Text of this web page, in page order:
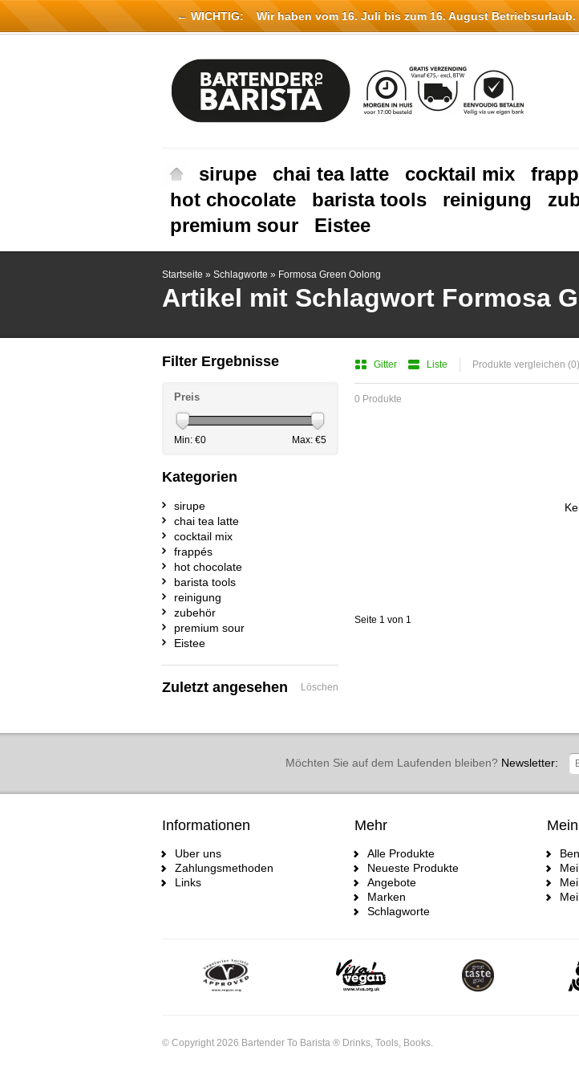
sirupe chai tea latte cocktail mix
hot chocolate
barista tools reinigung
premium sour
Eistee
Startseite » Schlagworte » Formosa Green Oolong
Artikel mit Schlagwort Formosa
Gitter Liste Produkte vergleichen (0)
0 Produkte
Seite 1 von 1
Filter Ergebnisse
Preis
Min: €0 Max: €5
Kategorien
sirupe
chai tea latte
cocktail mix
frappés
hot chocolate
barista tools
reinigung
zubehör
premium sour
Eistee
Zuletzt angesehen Löschen
Möchten Sie auf dem Laufenden bleiben?Newsletter:
Informationen
Uber uns
Zahlungsmethoden
Links
Mehr
Alle Produkte
Neueste Produkte
Angebote
Marken
Schlagworte
© Copyright 2026 Bartender To Barista ® Drinks, Tools, Books.
← WICHTIG:Wir haben vom 16. Juli bis zum 16. August